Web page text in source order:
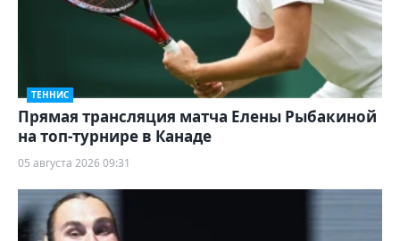
ТЕННИС
Прямая трансляция матча Елены Рыбакиной
на топ-турнире в Канаде
05 августа 2026 09:31